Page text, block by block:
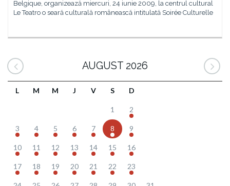
Belgique, organizează miercuri, 24 iunie 2009, la centrul cultural
Le Teatro o seară culturală românească intitulată Soirée Culturelle
AUGUST 2026
L M M J V S D
1 2
3 4 5 6 7 8 9
10 11 12 13 14 15 16
17 18 19 20 21 22 23